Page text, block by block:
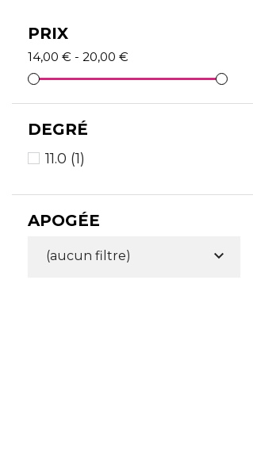
PRIX
14,00 € - 20,00 €
DEGRÉ
11.0 (1)
APOGÉE
(aucun filtre) 